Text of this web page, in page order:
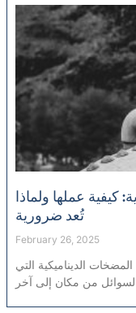
كيفية عملها ولماذا
تُعد ضرورية
February 26, 2025
الديناميكية التي